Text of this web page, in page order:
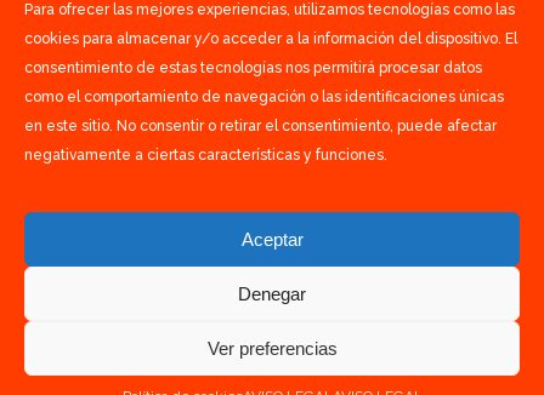
Para ofrecer las mejores experiencias, utilizamos tecnologías como las
cookies para almacenar y/o acceder a la información del dispositivo. El
consentimiento de estas tecnologías nos permitirá procesar datos
como el comportamiento de navegación o las identificaciones únicas
en este sitio. No consentir o retirar el consentimiento, puede afectar
negativamente a ciertas características y funciones.
Aceptar
Denegar
Ver preferencias
privacidad deGESTION INTEGRAL DE PROYECTOS DEL NOROESTE SLU.
Volver arriba